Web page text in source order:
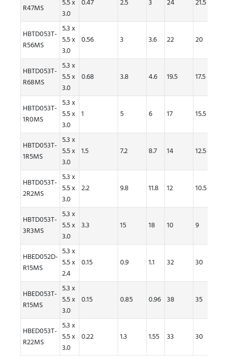
R47MS
5.5 x
3.0
0.47 2.5 3 24 21.5
HBTD053T-
R56MS
5.3 x
5.5 x
3.0
0.56 3 3.6 22 20
HBTD053T-
R68MS
5.3 x
5.5 x
3.0
0.68 3.8 4.6 19.5 17.5
HBTD053T-
1R0MS
5.3 x
5.5 x
3.0
1 5 6 17 15.5
HBTD053T-
1R5MS
5.3 x
5.5 x
3.0
1.5 7.2 8.7 14 12.5
HBTD053T-
2R2MS
5.3 x
5.5 x
3.0
2.2 9.8 11.8 12 10.5
HBTD053T-
3R3MS
5.3 x
5.5 x
3.0
3.3 15 18 10 9
HBED052D-
R15MS
5.3 x
5.5 x
2.4
0.15 0.9 1.1 32 30
HBED053T-
R15MS
5.3 x
5.5 x
3.0
0.15 0.85 0.96 38 35
HBED053T-
R22MS
5.3 x
5.5 x
3.0
0.22 1.3 1.55 33 30